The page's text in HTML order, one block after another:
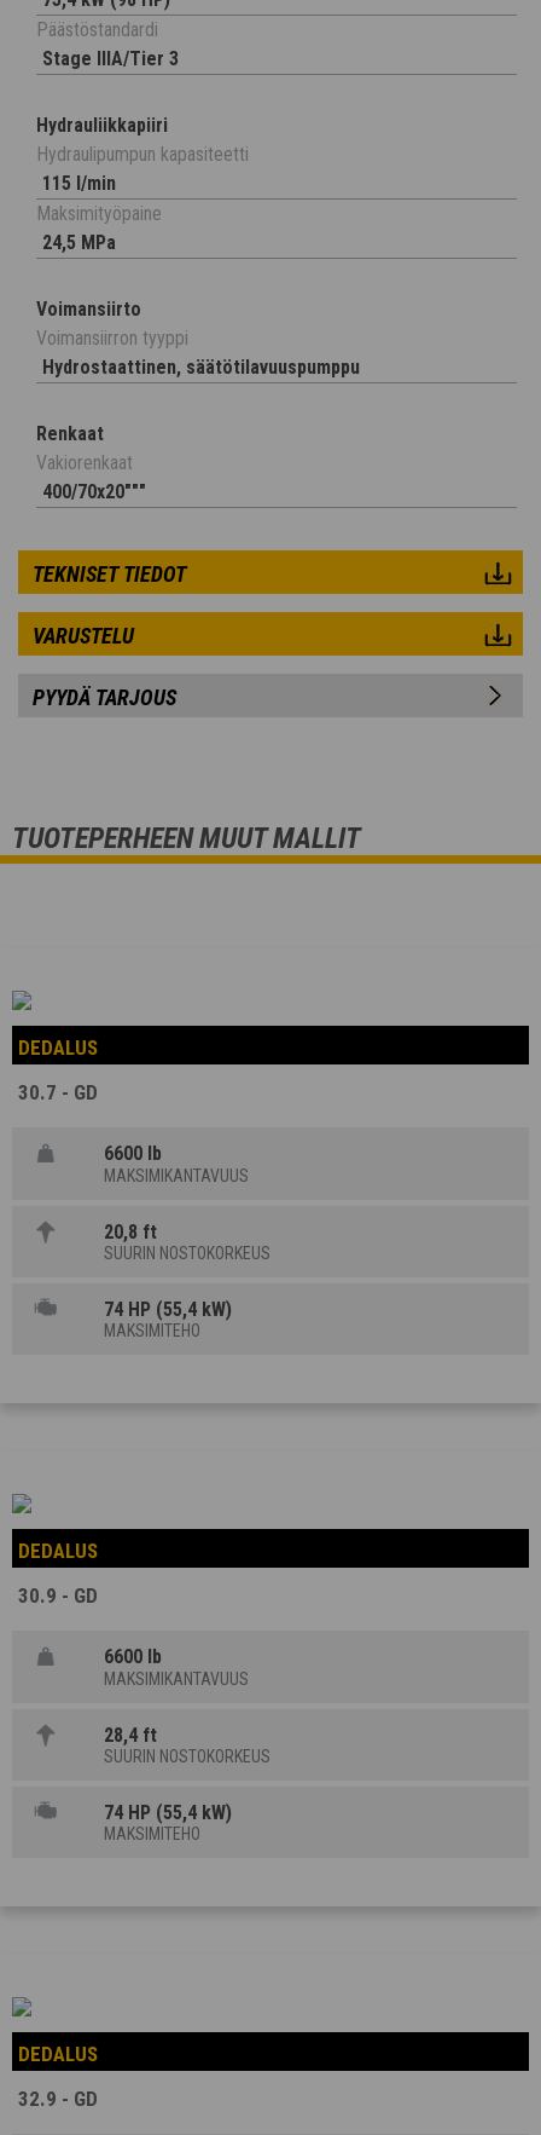
Päästöstandardi
Stage IIIA/Tier 3
Hydrauliikkapiiri
Hydraulipumpun kapasiteetti
115 l/min
Maksimityöpaine
24,5 MPa
Voimansiirto
Voimansiirron tyyppi
Hydrostaattinen, säätötilavuuspumppu
Renkaat
Vakiorenkaat
400/70x20"""
TEKNISET TIEDOT
VARUSTELU
PYYDÄ TARJOUS
TUOTEPERHEEN MUUT MALLIT
DEDALUS
30.7 - GD
6600 lb
MAKSIMIKANTAVUUS
20,8 ft
SUURIN NOSTOKORKEUS
74 HP (55,4 kW)
MAKSIMITEHO
DEDALUS
30.9 - GD
6600 lb
MAKSIMIKANTAVUUS
28,4 ft
SUURIN NOSTOKORKEUS
74 HP (55,4 kW)
MAKSIMITEHO
DEDALUS
32.9 - GD